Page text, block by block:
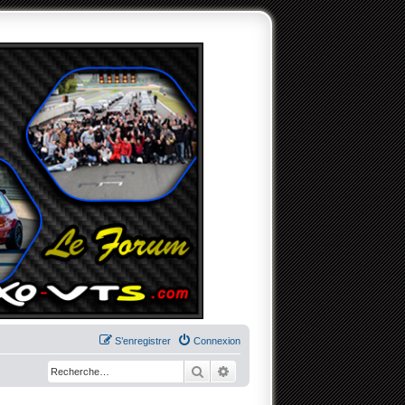
Connexion
S’enregistrer
RechercherRecherche avancée